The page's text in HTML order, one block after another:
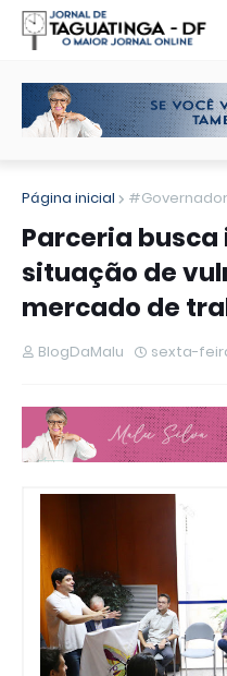
Página inicial
Parceria
situação de
mercado de
BlogDaMalu sexta-